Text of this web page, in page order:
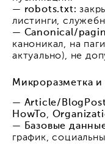
— robots.txt:
листинги,
— Canonical/
каноникал, на
актуально), не
Микроразметка
— Article/
HowTo,
— Базовые
график,